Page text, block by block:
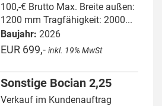
100,-€ Brutto Max. Breite außen:
1200 mm Tragfähigkeit: 2000...
Baujahr: 2026
EUR 699,- inkl. 19% MwSt
Sonstige Bocian 2,25
Verkauf im Kundenauftrag